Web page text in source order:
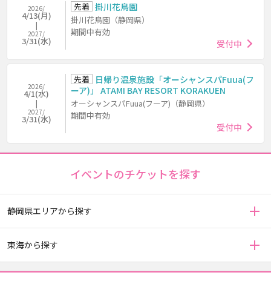
2026/
4/13(月)
2027/
3/31(水)
先着 掛川花鳥園
掛川花鳥園（静岡県）
期間中有効
受付中
2026/
4/1(水)
2027/
3/31(水)
先着
日帰り温泉施設「オーシャンスパFuua(フ
ーア)」 ATAMI BAY RESORT KORAKUEN
オーシャンスパFuua(フーア)（静岡県）
期間中有効
受付中
イベントのチケットを探す
静岡県エリアから探す
東海から探す